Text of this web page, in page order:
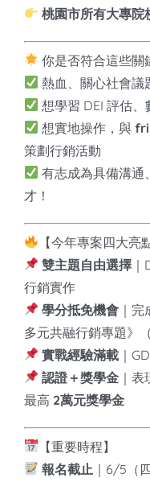
桃園市所有大專院
你是否符合這些關
熱血、關心社會議
想學習 DEI 評估
想實地操作，與
策劃行銷活動
有志成為具備溝通
才！
【今年專案四大亮
雙主題自由選擇
行銷實作
學分抵免機會 ｜
多元共融行銷專題》（
實戰經驗滿載 ｜
認證＋獎學金 ｜
最高 2萬元獎學金
【重要時程】
報名截止 ｜6/5（